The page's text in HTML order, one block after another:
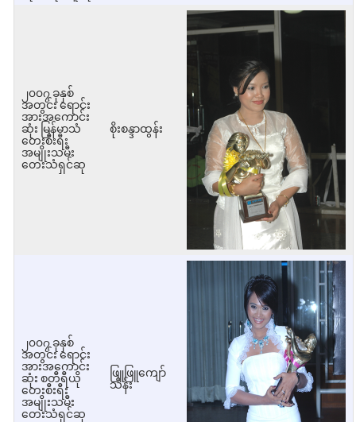
၂၀၀၇ ခုနှစ်
အတွင်း ရောင်း
အားအကောင်း
ဆုံး မြန်မာသံ
တေးစီးရီး
အမျိုးသမီး
တေးသံရှင်ဆု
စိုးစန္ဒာထွန်း
၂၀၀၇ ခုနှစ်
အတွင်း ရောင်း
အားအကောင်း
ဆုံး စတီရီယို
တေးစီးရီး
အမျိုးသမီး
တေးသံရှင်ဆု
ဖြူဖြူကျော်
သိန်း